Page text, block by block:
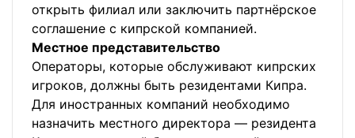
открыть филиал или заключить партнёрское
соглашение с кипрской компанией.
Местное представительство
Операторы, которые обслуживают кипрских
игроков, должны быть резидентами Кипра.
Для иностранных компаний необходимо
назначить местного директора — резидента